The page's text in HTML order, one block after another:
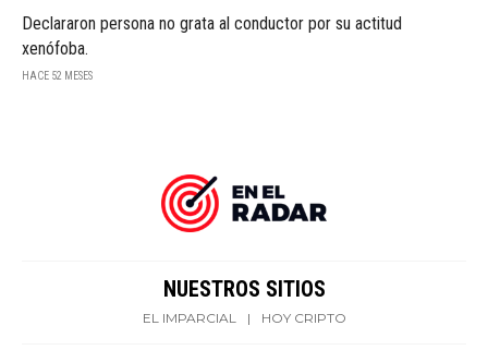
Declararon persona no grata al conductor por su actitud
xenófoba.
HACE 52 MESES
NUESTROS SITIOS
EL IMPARCIAL | HOY CRIPTO